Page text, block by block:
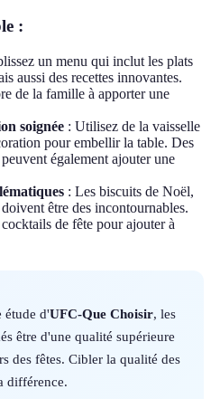
:
un menu qui inclut les plats
aussi des recettes innovantes.
de la famille à apporter une
soignée : Utilisez de la vaisselle
pour embellir la table. Des
également ajouter une
: Les biscuits de Noël,
être des incontournables.
de fête pour ajouter à
étude d'UFC-Que Choisir, les
être d'une qualité supérieure
des fêtes. Cibler la qualité des
différence.